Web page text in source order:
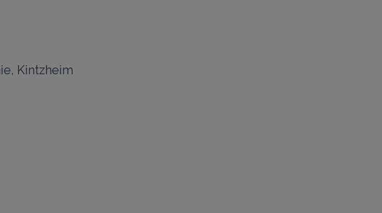
Kintzheim